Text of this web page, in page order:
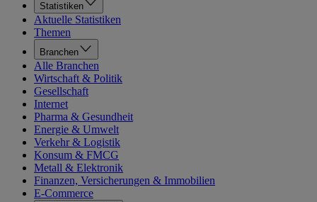
Statistiken
Aktuelle Statistiken
Themen
Branchen
Alle Branchen
Wirtschaft & Politik
Gesellschaft
Internet
Pharma & Gesundheit
Energie & Umwelt
Verkehr & Logistik
Konsum & FMCG
Metall & Elektronik
Finanzen, Versicherungen & Immobilien
E-Commerce